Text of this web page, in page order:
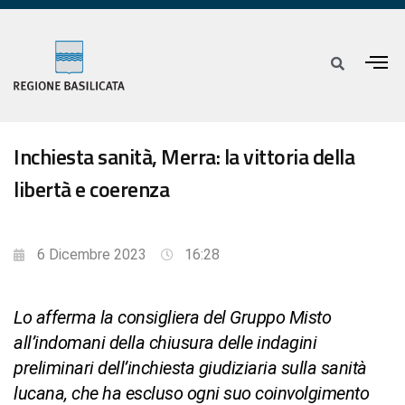
Inchiesta sanità, Merra: la vittoria della
libertà e coerenza
6 Dicembre 2023 16:28
Lo afferma la consigliera del Gruppo Misto
all’indomani della chiusura delle indagini
preliminari dell’inchiesta giudiziaria sulla sanità
lucana, che ha escluso ogni suo coinvolgimento